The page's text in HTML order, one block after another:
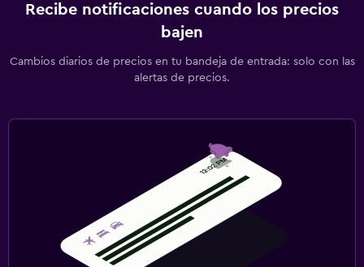
Recibe notificaciones cuando los precios
bajen
Cambios diarios de precios en tu bandeja de entrada: solo con las
alertas de precios.